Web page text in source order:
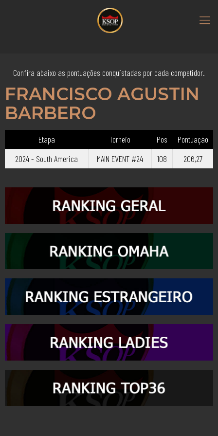
Confira abaixo as pontuações conquistadas por cada competidor.
FRANCISCO AGUSTIN
BARBERO
Etapa Torneio Pos
Pontuação
2024 - South America
MAIN EVENT #24 108 206,27